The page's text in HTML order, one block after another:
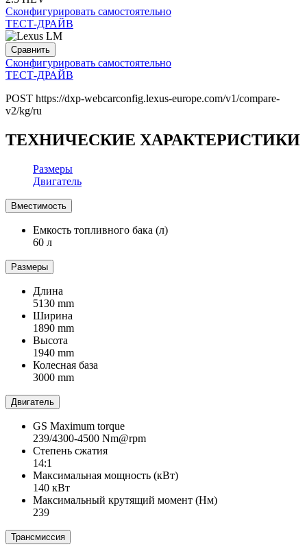
Сконфигурировать самостоятельно
ТЕСТ-ДРАЙВ
Сравнить
Сконфигурировать самостоятельно
ТЕСТ-ДРАЙВ
POST https://dxp-webcarconfig.lexus-europe.com/v1/compare-
v2/kg/ru
ТЕХНИЧЕСКИЕ ХАРАКТЕРИСТИКИ
Размеры
Двигатель
Вместимость
Емкость топливного бака (л)
60 л
Размеры
Длина
5130 mm
Ширина
1890 mm
Высота
1940 mm
Колесная база
3000 mm
Двигатель
GS Maximum torque
239/4300-4500 Nm@rpm
Степень сжатия
14:1
Максимальная мощность (кВт)
140 кВт
Максимальный крутящий момент (Нм)
239
Трансмиссия